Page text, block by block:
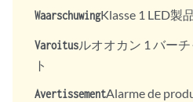
WaarschuwingKlasse 1 LED製
Varoitusルオオカン 1 バー
ト
AvertissementAlarme de